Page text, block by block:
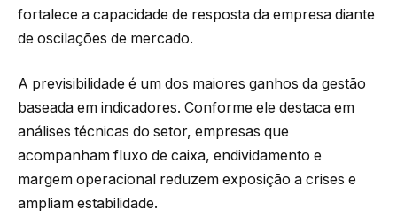
fortalece a capacidade de resposta da empresa diante
de oscilações de mercado.
A previsibilidade é um dos maiores ganhos da gestão
baseada em indicadores. Conforme ele destaca em
análises técnicas do setor, empresas que
acompanham fluxo de caixa, endividamento e
margem operacional reduzem exposição a crises e
ampliam estabilidade.